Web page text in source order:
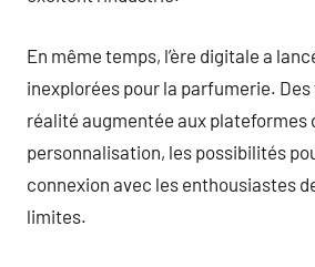
En même temps, l’ère digitale a
inexplorées pour la parfumerie.
réalité augmentée aux plateformes
personnalisation, les possibilités
connexion avec les enthousiastes
limites.